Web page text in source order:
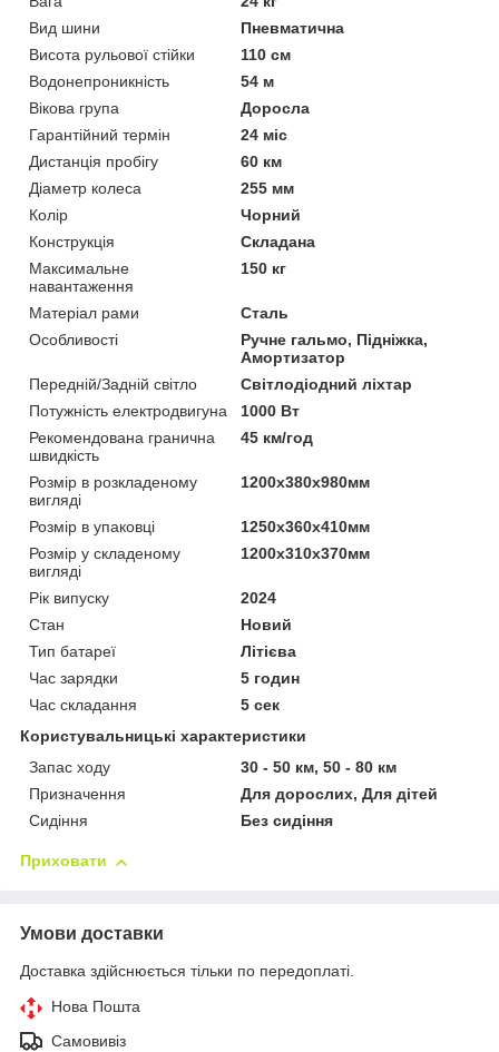
Вид шини
Пневматична
Висота рульової стійки
110 см
Водонепроникність
54 м
Вікова група
Доросла
Гарантійний термін
24 міс
Дистанція пробігу
60 км
Діаметр колеса
255 мм
Колір
Чорний
Конструкція
Складана
Максимальне
навантаження
150 кг
Матеріал рами
Сталь
Особливості
Ручне гальмо, Підніжка,
Амортизатор
Передній/Задній світло
Світлодіодний ліхтар
Потужність електродвигуна
1000 Вт
Рекомендована гранична
швидкість
45 км/год
Розмір в розкладеному
вигляді
1200х380х980мм
Розмір в упаковці
1250х360х410мм
Розмір у складеному
вигляді
1200х310х370мм
Рік випуску
2024
Стан
Новий
Тип батареї
Літієва
Час зарядки
5 годин
Час складання
5 сек
Користувальницькі характеристики
Запас ходу
30 - 50 км, 50 - 80 км
Призначення
Для дорослих, Для дітей
Сидіння
Без сидіння
Приховати
Умови доставки
Доставка здійснюється тільки по передоплаті.
Нова Пошта
Самовивіз